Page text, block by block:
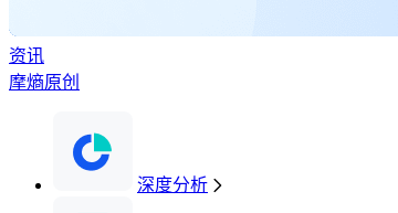
资讯
摩熵原创
深度分析